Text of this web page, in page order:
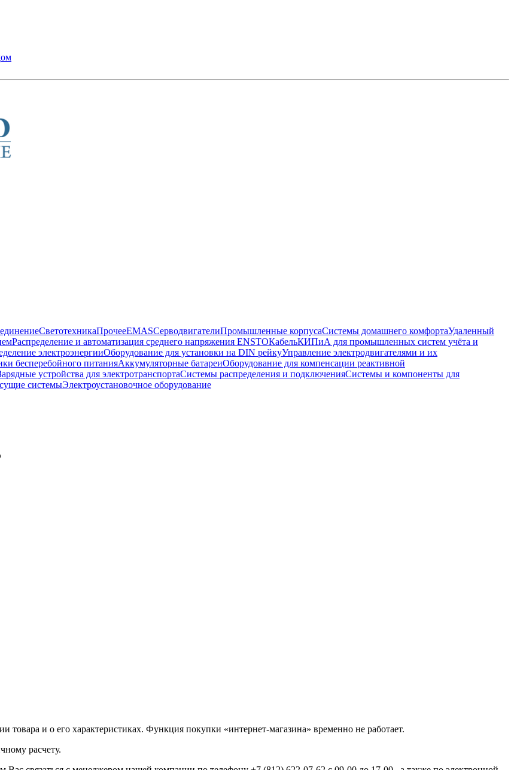
СветотехникаПрочееEMASCерводвигателиПромышленные корпусаСистемы домашнего комфортаУдаленный
Распределение и автоматизация среднего напряжения ENSTOКабельКИПиА для промышленных систем учёта и
электроэнергииОборудование для установки на DIN рейкуУправление электродвигателями и их
бесперебойного питанияАккумуляторные батареиОборудование для компенсации реактивной
устройства для электротранспортаСистемы распределения и подключенияСистемы и компоненты для
системыЭлектроустановочное оборудование
и о его характеристиках. Функция покупки «интернет-магазина» временно не работает.
расчету.